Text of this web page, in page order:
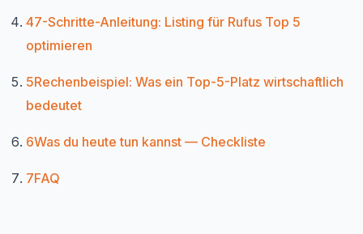
47-Schritte-Anleitung: Listing für Rufus Top 5
optimieren
5Rechenbeispiel: Was ein Top-5-Platz wirtschaftlich
bedeutet
6Was du heute tun kannst — Checkliste
7FAQ